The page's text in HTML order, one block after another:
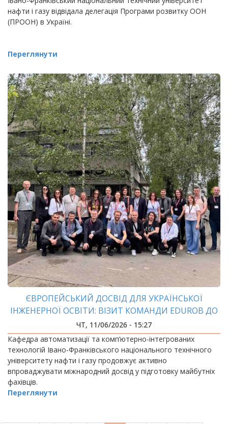
нафти і газу відвідала делегація Програми розвитку ООН
(ПРООН) в Україні.
Переглянути
ЄВРОПЕЙСЬКИЙ ДОСВІД ДЛЯ УКРАЇНСЬКОЇ
ІНЖЕНЕРНОЇ ОСВІТИ: ВІЗИТ КОМАНДИ EDUROB ДО
АВСТРІЇ
ЧТ, 11/06/2026 - 15:27
Кафедра автоматизації та комп’ютерно-інтегрованих
технологій Івано-Франківського національного технічного
університету нафти і газу продовжує активно
впроваджувати міжнародний досвід у підготовку майбутніх
фахівців.
Переглянути